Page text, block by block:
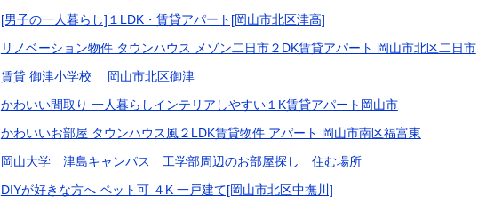
[男子の一人暮らし]１LDK・賃貸アパート[岡山市北区津高]
リノベーション物件 タウンハウス メゾン二日市２DK賃貸アパート 岡山市北区二日市
賃貸 御津小学校 岡山市北区御津
かわいい間取り 一人暮らしインテリアしやすい１K賃貸アパート岡山市
かわいいお部屋 タウンハウス風２LDK賃貸物件 アパート 岡山市南区福富東
岡山大学 津島キャンパス 工学部周辺のお部屋探し 住む場所
DIYが好きな方へ ペット可 ４K 一戸建て[岡山市北区中撫川]